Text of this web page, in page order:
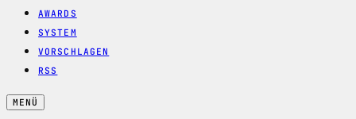
AWARDS
SYSTEM
VORSCHLAGEN
RSS
MENÜ